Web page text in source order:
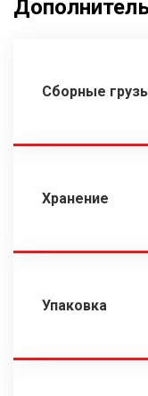
Сборные
Хранение
Упаковка